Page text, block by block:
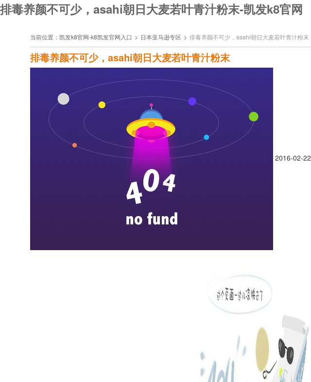
排毒养颜不可少，asahi朝日大麦若叶青汁粉末-凯发k8官网
当前位置： 凯发k8官网-k8凯发官网入口 > 日本亚马逊专区 > 排毒养颜不可少，asahi朝日大麦若叶青汁粉末
排毒养颜不可少，asahi朝日大麦若叶青汁粉末
2016-02-22